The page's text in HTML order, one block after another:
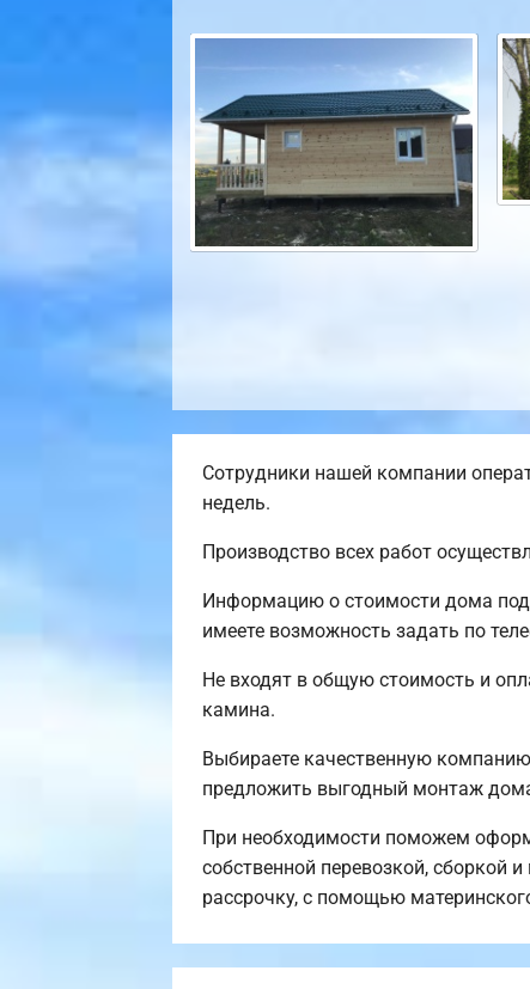
Сотрудники нашей компании
недель.
Производство всех работ
Информацию о стоимости дома
имеете возможность задать по
Не входят в общую стоимость и
камина.
Выбираете качественную
предложить выгодный монтаж
При необходимости поможем
собственной перевозкой, сборкой
рассрочку, с помощью